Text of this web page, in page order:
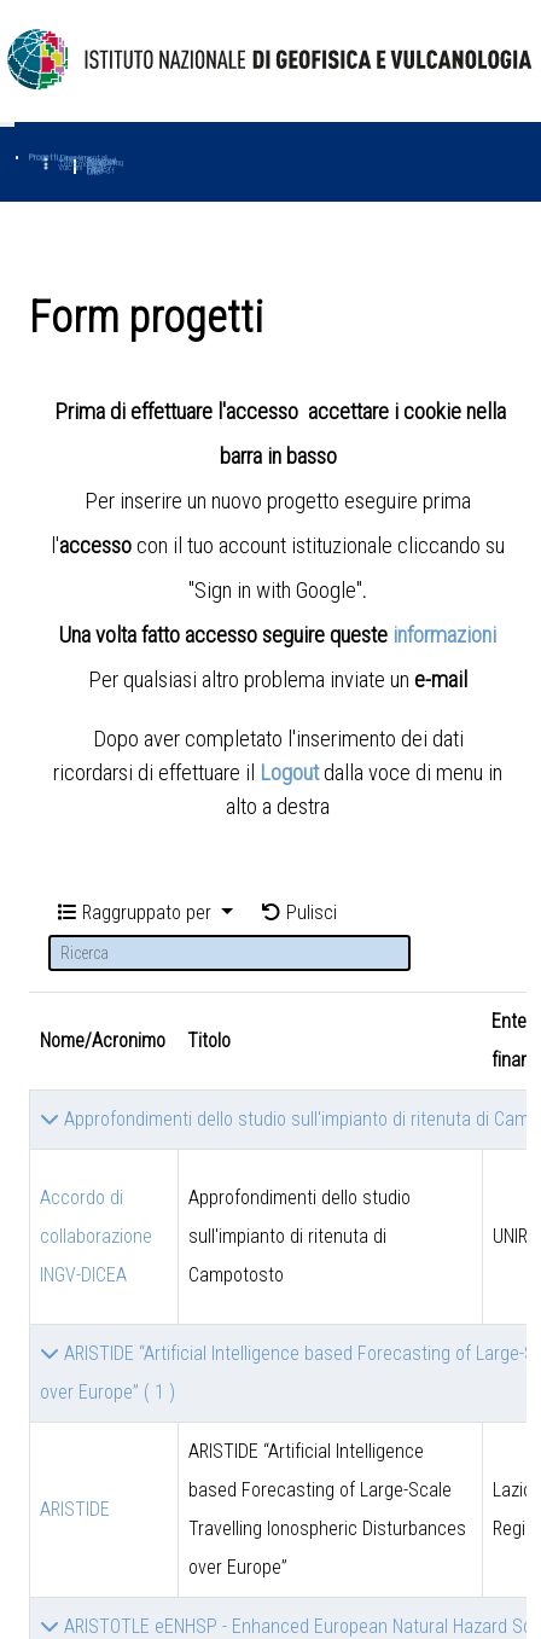
Progetti
Progetti Dipartimentali
AmbienteAmused
Macmap
Tropomag
TerremotiFurther
Muse
Vulcani First
Impact
Love-cf
Uno
Form progetti
Prima di effettuare l'accesso accettare i cookie nella
barra in basso
Per inserire un nuovo progetto eseguire prima
l'accesso con il tuo account istituzionale cliccando su
"Sign in with Google".
Una volta fatto accesso seguire queste informazioni
Per qualsiasi altro problema inviate un e-mail
Dopo aver completato l'inserimento dei dati
ricordarsi di effettuare il Logout dalla voce di menu in
alto a destra
Raggruppato per Pulisci
Nome/Acronimo Titolo
Ente
Approfondimenti dello studio sull'impianto di ritenuta di
Accordo di
collaborazione
INGV-DICEA
Approfondimenti dello studio
sull'impianto di ritenuta di
Campotosto
ARISTIDE “Artificial Intelligence based Forecasting of Large-
over Europe” ( 1 )
ARISTIDE
ARISTIDE “Artificial Intelligence
based Forecasting of Large-Scale
Travelling Ionospheric Disturbances
over Europe”
Lazio
ARISTOTLE eENHSP - Enhanced European Natural Hazard